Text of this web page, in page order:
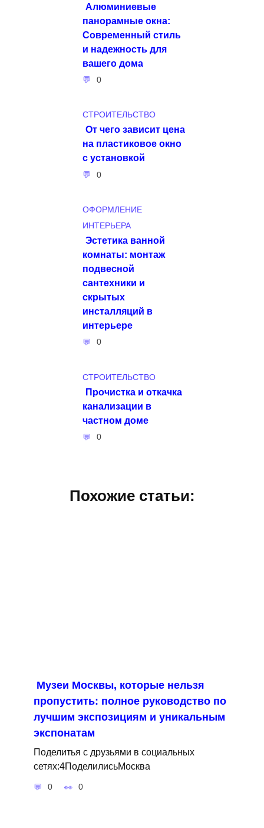
Алюминиевые
панорамные окна:
Современный стиль
и надежность для
вашего дома
0
СТРОИТЕЛЬСТВО
От чего зависит цена
на пластиковое окно
с установкой
0
ОФОРМЛЕНИЕ
ИНТЕРЬЕРА
Эстетика ванной
комнаты: монтаж
подвесной
сантехники и
скрытых
инсталляций в
интерьере
0
СТРОИТЕЛЬСТВО
Прочистка и откачка
канализации в
частном доме
0
Похожие статьи:
Музеи Москвы, которые нельзя
пропустить: полное руководство по
лучшим экспозициям и уникальным
экспонатам
Поделитья с друзьями в социальных
сетях:4ПоделилисьМосква
0 0